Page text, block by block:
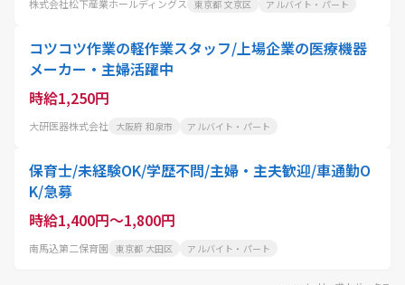
株式会社松下産業ホールディングス 東京都 文京区 アルバイト・パート
コツコツ作業の軽作業スタッフ/上場企業の医療機器
メーカー・主婦活躍中
時給1,250円
大研医器株式会社 大阪府 和泉市 アルバイト・パート
保育士/未経験OK/学歴不問/主婦・主夫歓迎/車通勤O
K/急募
時給1,400円～1,800円
南馬込第二保育園 東京都 大田区 アルバイト・パート